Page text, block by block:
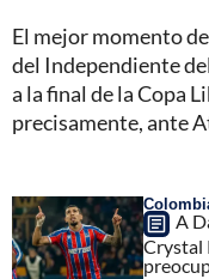
El mejor momento
del Independiente
a la final de la Copa
precisamente, ante
A
Crystal